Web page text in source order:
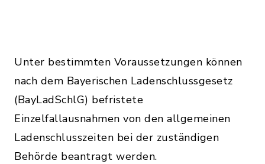
Unter bestimmten Voraussetzungen können
nach dem Bayerischen Ladenschlussgesetz
(BayLadSchlG) befristete
Einzelfallausnahmen von den allgemeinen
Ladenschlusszeiten bei der zuständigen
Behörde beantragt werden.